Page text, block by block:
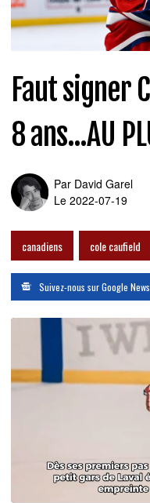
Faut signer
8 ans...AU
Par David Garel
Le 2022-07-19
canadiens cole caufield
Suivez-nous sur Google News